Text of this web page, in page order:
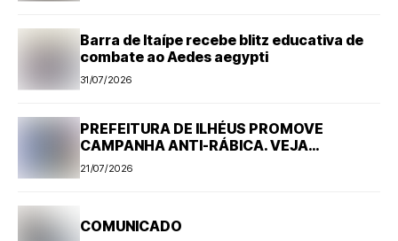
Barra de Itaípe recebe blitz educativa de
combate ao Aedes aegypti
31/07/2026
PREFEITURA DE ILHÉUS PROMOVE
CAMPANHA ANTI-RÁBICA. VEJA
PROGRAMAÇÃO
21/07/2026
COMUNICADO